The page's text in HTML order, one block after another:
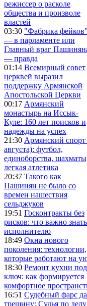
режиссер о расколе
общества и произволе
властей
03:30 "Фабрика фейков"
— в парламенте или
Главный враг
— правда
01:14 Всемирный совет
церквей выразил
поддержку Армянской
Апостольской Церкви
00:17 Армянский
монастырь на Иссык-
Куле: 160 лет поисков и
надежды на успех
21:30 Армянский спорт
августа): футбол,
единоборства,
легкая атлетика
20:37 Такого как
Пашинян не было со
времен нашествия
сельджуков
19:51 Госконтракты без
рисков: что важно знать
исполнителю
18:49 Окна нового
поколения: технологии,
которые работают на
18:30 Ремонт кухни под
ключ: как формируется
комфортное
16:51 Судебный фарс
трещину: Судья по делу